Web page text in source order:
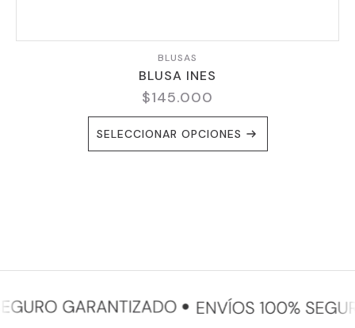
BLUSAS
BLUSA INES
$145.000
SELECCIONAR OPCIONES
PRODUCTO
TIENE
EN
PÁGINA